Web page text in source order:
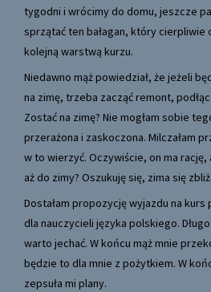
tygodni i wrócimy do domu, jeszcze
sprzątać ten bałagan, który cierpliwie
kolejną warstwą kurzu.
Niedawno mąż powiedział, że jeżeli
na zimę, trzeba zacząć remont,
Zostać na zimę? Nie mogłam sobie
przerażona i zaskoczona. Milczałam
w to wierzyć. Oczywiście, on ma rację,
aż do zimy? Oszukuję się, zima się
Dostałam propozycję wyjazdu na
dla nauczycieli języka polskiego.
warto jechać. W końcu mąż mnie
będzie to dla mnie z pożytkiem. W
zepsuła mi plany.